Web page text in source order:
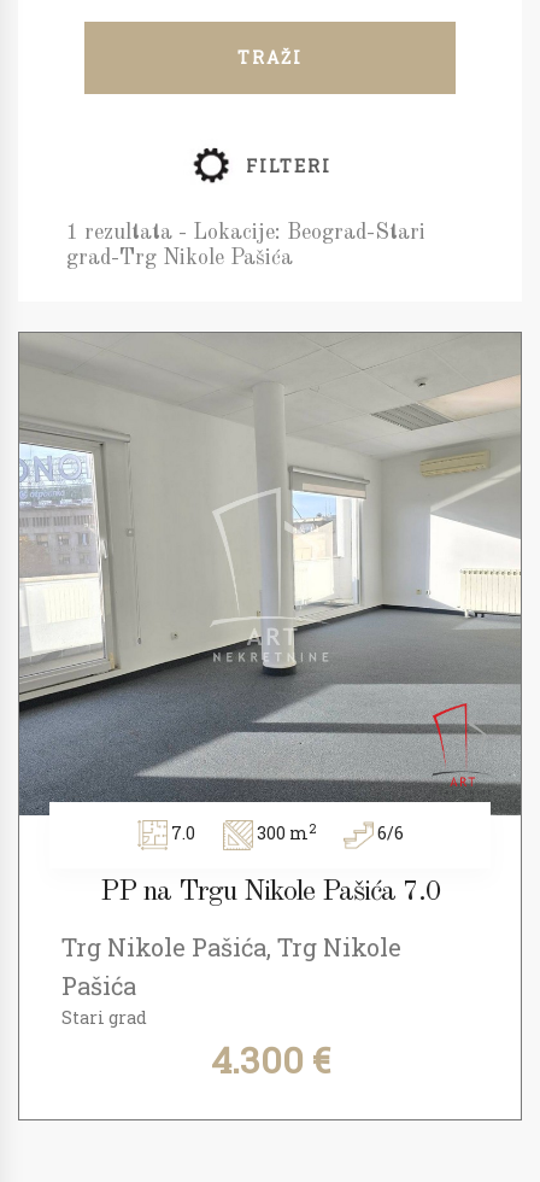
TRAŽI
FILTERI
1 rezultata - Lokacije: Beograd-Stari
grad-Trg Nikole Pašića
7.0 300 m2 6/6
PP na Trgu Nikole Pašića 7.0
Trg Nikole Pašića, Trg Nikole
Pašića
Stari grad
4.300 €